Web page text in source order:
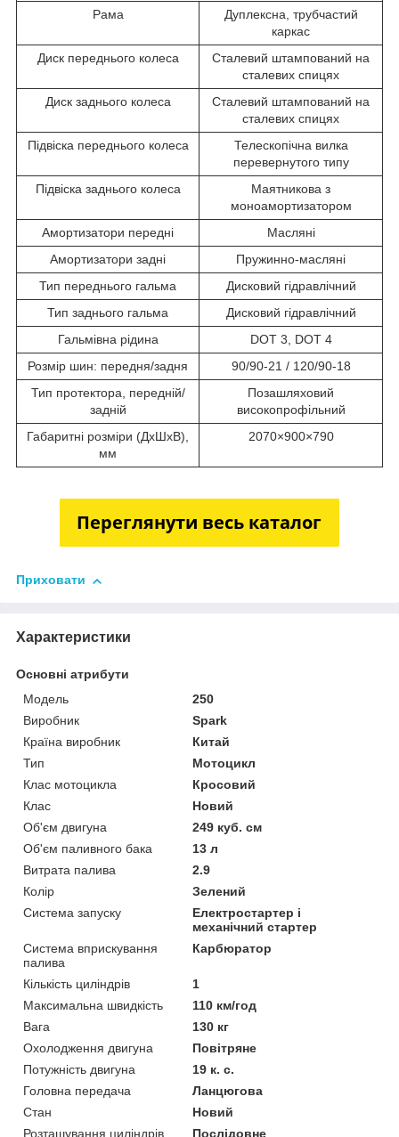
Рама
Дуплексна, трубчастий
каркас
Диск переднього колеса
Сталевий штампований на
сталевих спицях
Диск заднього колеса
Сталевий штампований на
сталевих спицях
Підвіска переднього колеса
Телескопічна вилка
перевернутого типу
Підвіска заднього колеса
Маятникова з
моноамортизатором
Амортизатори передні
Масляні
Амортизатори задні
Пружинно-масляні
Тип переднього гальма
Дисковий гідравлічний
Тип заднього гальма
Дисковий гідравлічний
Гальмівна рідина
DOT 3, DOT 4
Розмір шин: передня/задня
90/90-21 / 120/90-18
Тип протектора, передній/
задній
Позашляховий
високопрофільний
Габаритні розміри (ДхШхВ),
мм
2070×900×790
Приховати
Характеристики
Основні атрибути
Модель
250
Виробник
Spark
Країна виробник
Китай
Тип
Мотоцикл
Клас мотоцикла
Кросовий
Клас
Новий
Об'єм двигуна
249 куб. см
Об'єм паливного бака
13 л
Витрата палива
2.9
Колір
Зелений
Система запуску
Електростартер і
механічний стартер
Система вприскування
палива
Карбюратор
Кількість циліндрів
1
Максимальна швидкість
110 км/год
Вага
130 кг
Охолодження двигуна
Повітряне
Потужність двигуна
19 к. с.
Головна передача
Ланцюгова
Стан
Новий
Розташування циліндрів
Послідовне